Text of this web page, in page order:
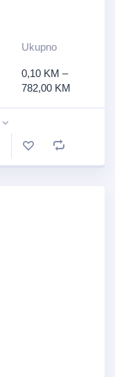
Ukupno
0,10 KM –
782,00 KM